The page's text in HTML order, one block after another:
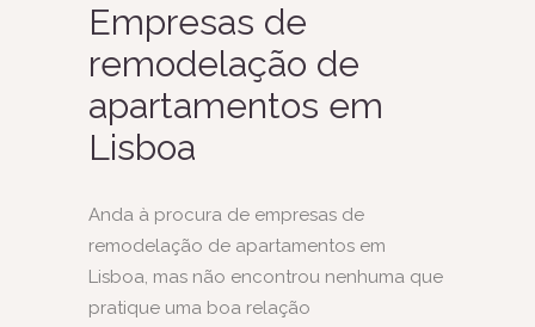
Empresas de
remodelação de
apartamentos em
Lisboa
Anda à procura de empresas de
remodelação de apartamentos em
Lisboa, mas não encontrou nenhuma que
pratique uma boa relação